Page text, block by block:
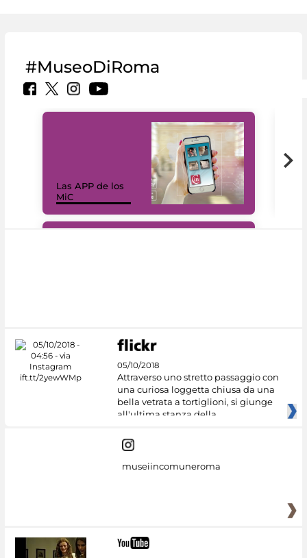
#MuseoDiRoma
Las APP de los
MiC
05/10/2018
Attraverso uno stretto passaggio con
una curiosa loggetta chiusa da una
bella vetrata a tortiglioni, si giunge
all'ultima stanza della
museiincomuneroma